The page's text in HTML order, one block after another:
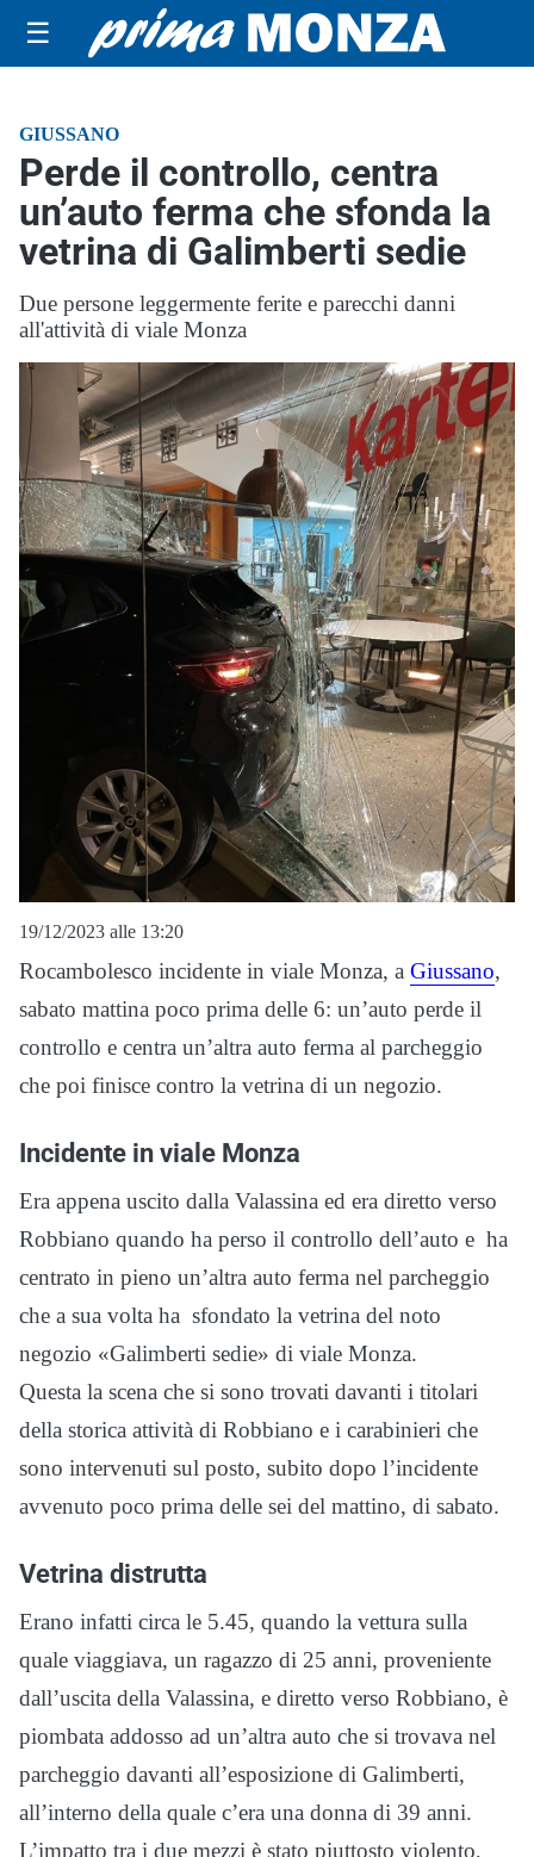
☰
GIUSSANO
Perde il controllo, centra
un’auto ferma che sfonda la
vetrina di Galimberti sedie
Due persone leggermente ferite e parecchi danni
all'attività di viale Monza
19/12/2023 alle 13:20
Rocambolesco incidente in viale Monza, a Giussano,
sabato mattina poco prima delle 6: un’auto perde il
controllo e centra un’altra auto ferma al parcheggio
che poi finisce contro la vetrina di un negozio.
Incidente in viale Monza
Era appena uscito dalla Valassina ed era diretto verso
Robbiano quando ha perso il controllo dell’auto e ha
centrato in pieno un’altra auto ferma nel parcheggio
che a sua volta ha sfondato la vetrina del noto
negozio «Galimberti sedie» di viale Monza.
Questa la scena che si sono trovati davanti i titolari
della storica attività di Robbiano e i carabinieri che
sono intervenuti sul posto, subito dopo l’incidente
avvenuto poco prima delle sei del mattino, di sabato.
Vetrina distrutta
Erano infatti circa le 5.45, quando la vettura sulla
quale viaggiava, un ragazzo di 25 anni, proveniente
dall’uscita della Valassina, e diretto verso Robbiano, è
piombata addosso ad un’altra auto che si trovava nel
parcheggio davanti all’esposizione di Galimberti,
all’interno della quale c’era una donna di 39 anni.
L’impatto tra i due mezzi è stato piuttosto violento,